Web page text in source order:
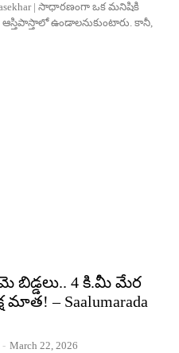
ఒక మనిషికి
ఉండాలనుకుంటారు. కానీ,
బిడ్డలు.. 4 కి.మీ మేర
మాత! – Saalumarada
- March 22, 2026